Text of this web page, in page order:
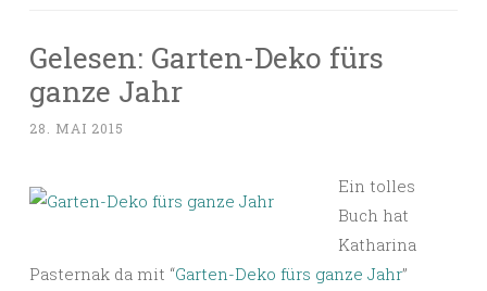
Gelesen: Garten-Deko fürs
ganze Jahr
28. MAI 2015
Ein tolles
Buch hat
Katharina
Pasternak da mit “Garten-Deko fürs ganze Jahr”